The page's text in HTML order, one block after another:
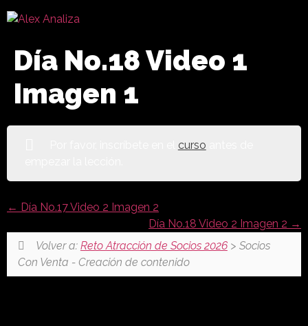
Día No.18 Video 1
Imagen 1
curso
Día No.17 Video 2 Imagen 2
Día No.18 Video 2 Imagen 2
Volver a: Reto Atracción de Socios 2026> Socios
Con Venta - Creación de contenido